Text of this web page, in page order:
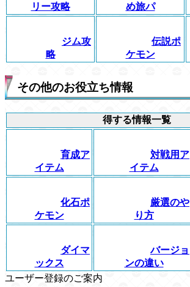
リー攻略
め旅パ
ジム攻
略
伝説ポ
ケモン
その他のお役立ち情報
得する情報一覧
育成ア
イテム
対戦用ア
イテム
化石ポ
ケモン
厳選のや
り方
ダイマ
ックス
バージョ
ンの違い
ユーザー登録のご案内